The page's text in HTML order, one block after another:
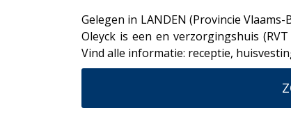
Gelegen in LANDEN (Provincie
Oleyck is een en verzorgingshuis
Vind alle informatie: receptie,